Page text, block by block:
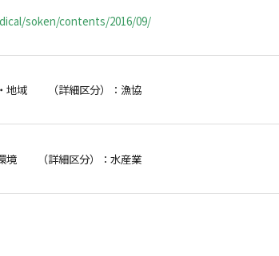
soken/contents/2016/09/
・地域 （詳細区分）：漁協
環境 （詳細区分）：水産業